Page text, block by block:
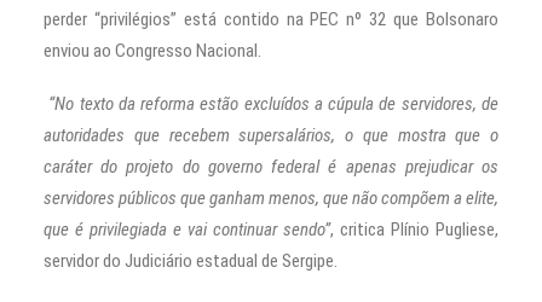
perder “privilégios” está contido na PEC nº 32 que Bolsonaro
enviou ao Congresso Nacional.
“No texto da reforma estão excluídos a cúpula de servidores, de
autoridades que recebem supersalários, o que mostra que o
caráter do projeto do governo federal é apenas prejudicar os
servidores públicos que ganham menos, que não compõem a elite,
que é privilegiada e vai continuar sendo”, critica Plínio Pugliese,
servidor do Judiciário estadual de Sergipe.